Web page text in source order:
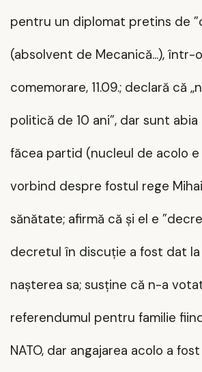
pentru un diplomat pretins de
(absolvent de Mecanică...), într-
comemorare, 11.09.; declară că
politică de 10 ani”, dar sunt
făcea partid (nucleul de acolo e
vorbind despre fostul rege
sănătate; afirmă că și el e
decretul în discuție a fost dat la
nașterea sa; susține că n-a
referendumul pentru familie
NATO, dar angajarea acolo a